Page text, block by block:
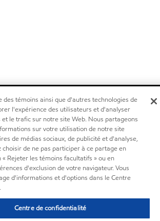
des témoins ainsi que d'autres technologies de
l'expérience des utilisateurs et d'analyser
le trafic sur notre site Web. Nous partageons
sur votre utilisation de notre site
de médias sociaux, de publicité et d'analyse,
choisir de ne pas participer à ce partage en
Rejeter les témoins facultatifs » ou en
d'exclusion de votre navigateur. Vous
d'informations et d'options dans le Centre
Centre de confidentialité